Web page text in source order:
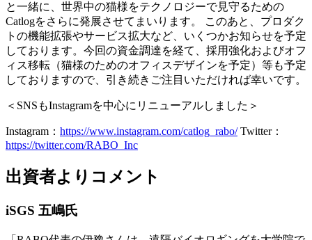
と一緒に、世界中の猫様をテクノロジーで見守るための
Catlogをさらに発展させてまいります。 このあと、プロダク
トの機能拡張やサービス拡大など、いくつかお知らせを予定
しております。今回の資金調達を経て、採用強化およびオフ
ィス移転（猫様のためのオフィスデザインを予定）等も予定
しておりますので、引き続きご注目いただければ幸いです。
＜SNSもInstagramを中心にリニューアルしました＞
Instagram： https://www.instagram.com/catlog_rabo/Twitter：
https://twitter.com/RABO_Inc
出資者よりコメント
iSGS 五嶋氏